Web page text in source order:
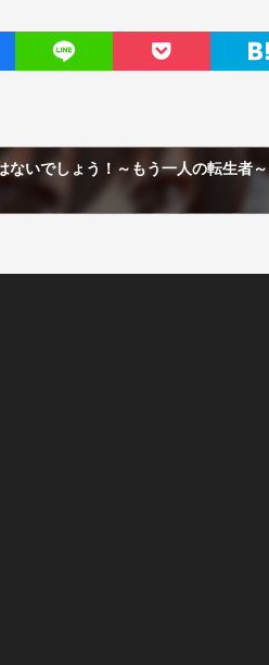
ないでしょう！～もう一人の転生者～